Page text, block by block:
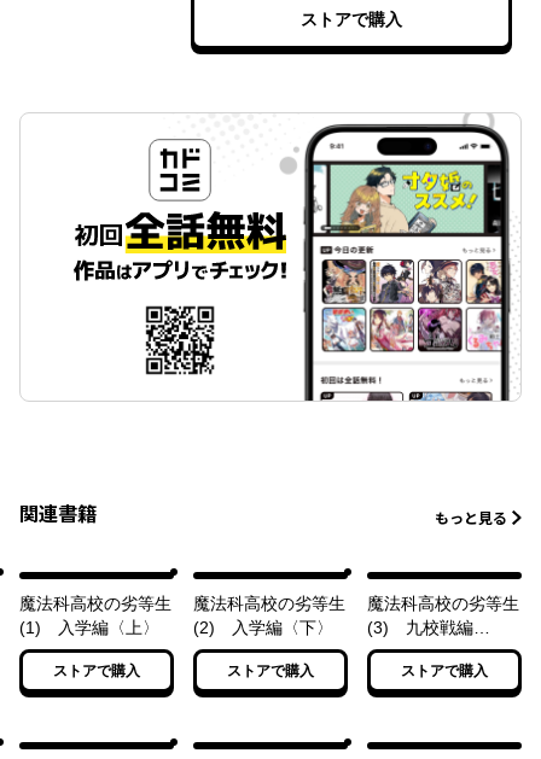
ストアで購入
関連書籍 もっと見る
魔法科高校の劣等生
(1) 入学編〈上〉
ストアで購入
魔法科高校の劣等生
(2) 入学編〈下〉
ストアで購入
魔法科高校の劣等生
(3) 九校戦編
〈上〉
ストアで購入